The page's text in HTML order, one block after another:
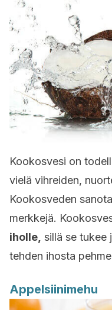
Kookosvesi on
vielä vihreiden,
Kookosveden
merkkejä.
iholle, sillä se tukee
tehden ihosta
Appelsiinimehu